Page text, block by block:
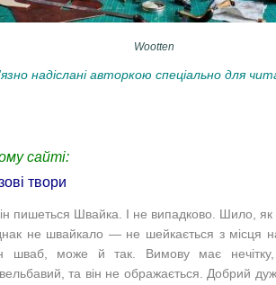
Wootten
надіслані авторкою спеціально для
сайті:
твори
пишеться Швайка. І не випадково. Шило, як
не швайкало — не шейкається з місця
шваб, може й так. Вимову має нечітку,
та він не ображається. Добрий